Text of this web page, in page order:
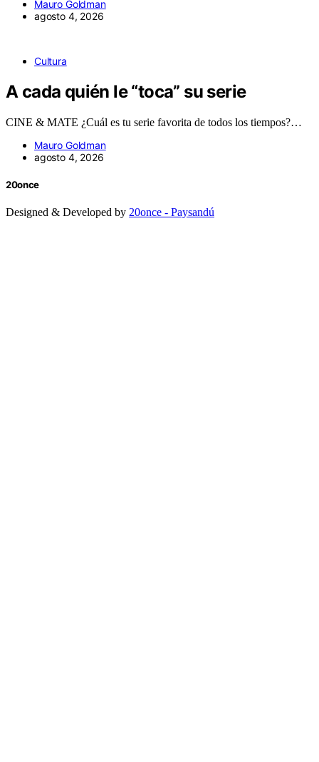
Mauro Goldman
agosto 4, 2026
Cultura
A cada quién le “toca” su serie
CINE & MATE ¿Cuál es tu serie favorita de todos los tiempos?…
Mauro Goldman
agosto 4, 2026
20once
Designed & Developed by 20once - Paysandú